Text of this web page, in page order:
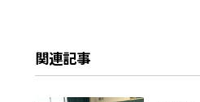
関連記事